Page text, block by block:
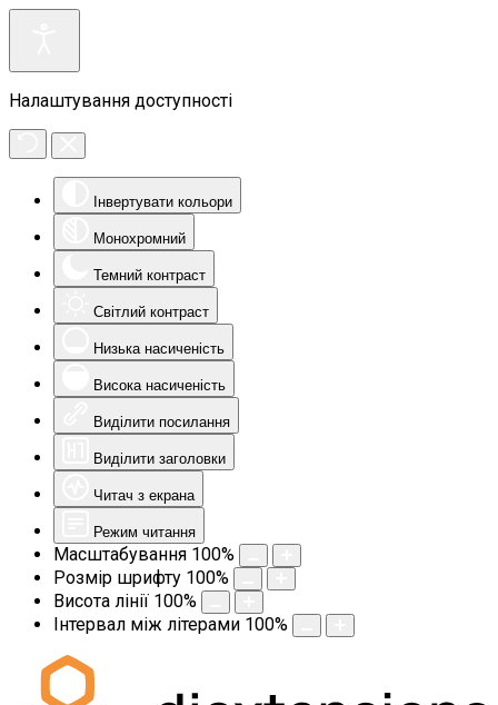
Налаштування доступності
Інвертувати кольори
Монохромний
Темний контраст
Світлий контраст
Низька насиченість
Висока насиченість
Виділити посилання
Виділити заголовки
Читач з екрана
Режим читання
Масштабування 100%
Розмір шрифту 100%
Висота лінії 100%
Інтервал між літерами 100%